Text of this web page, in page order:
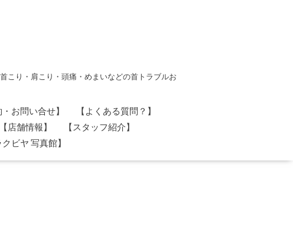
こり・肩こり・頭痛・めまいなどの首トラブルお
・お問い合せ】
【よくある質問？】
【店舗情報】
【スタッフ紹介】
クビヤ 写真館】